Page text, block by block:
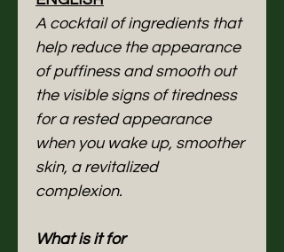
A cocktail of ingredients that
help reduce the appearance
of puffiness and smooth out
the visible signs of tiredness
for a rested appearance
when you wake up, smoother
skin, a revitalized
complexion.
What is it for